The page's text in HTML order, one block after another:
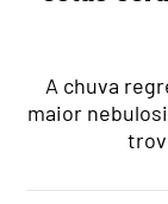
A chuva
maior